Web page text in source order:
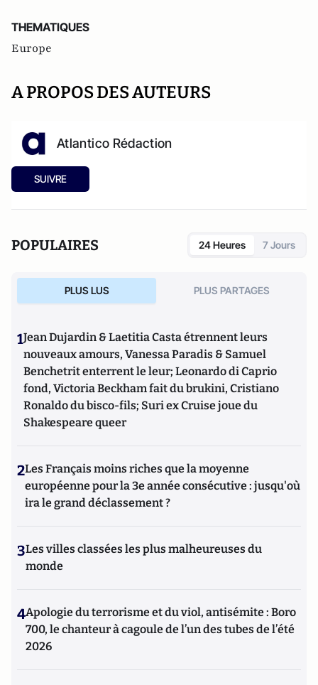
THEMATIQUES
Europe
A PROPOS DES AUTEURS
Atlantico Rédaction
SUIVRE
POPULAIRES 24 Heures 7 Jours
PLUS LUS PLUS PARTAGES
1Jean Dujardin & Laetitia Casta étrennent leurs
nouveaux amours, Vanessa Paradis & Samuel
Benchetrit enterrent le leur; Leonardo di Caprio
fond, Victoria Beckham fait du brukini, Cristiano
Ronaldo du bisco-fils; Suri ex Cruise joue du
Shakespeare queer
2Les Français moins riches que la moyenne
européenne pour la 3e année consécutive : jusqu'où
ira le grand déclassement ?
3Les villes classées les plus malheureuses du
monde
4Apologie du terrorisme et du viol, antisémite : Boro
700, le chanteur à cagoule de l’un des tubes de l’été
2026